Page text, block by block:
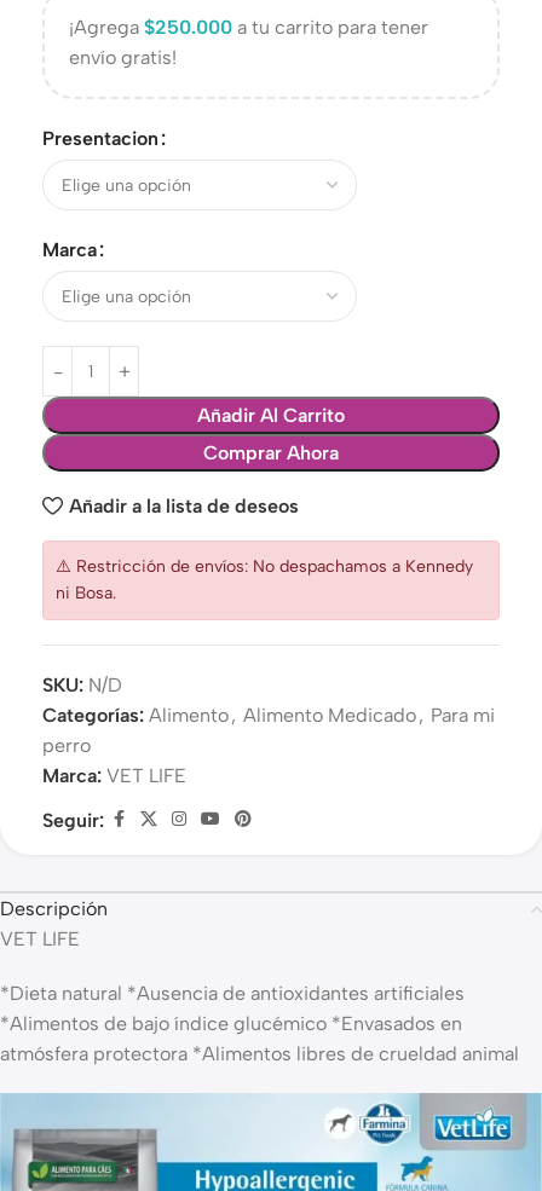
¡Agrega $250.000 a tu carrito para tener
envío gratis!
Presentacion
Marca
Añadir Al Carrito
Comprar Ahora
Añadir a la lista de deseos
⚠️ Restricción de envíos: No despachamos a Kennedy
ni Bosa.
SKU: N/D
Categorías: Alimento, Alimento Medicado, Para mi
perro
Marca: VET LIFE
Seguir:
Descripción
VET LIFE
*Dieta natural *Ausencia de antioxidantes artificiales
*Alimentos de bajo índice glucémico *Envasados en
atmósfera protectora *Alimentos libres de crueldad animal